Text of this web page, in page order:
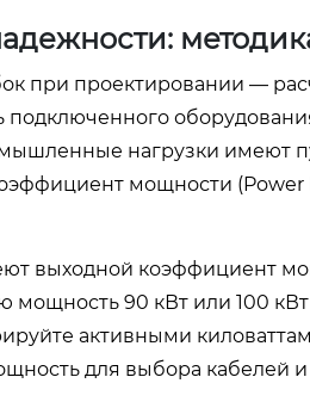
при проектировании —
нагрузки имеют
мощности (Power
коэффициент
мощность 90 кВт или 100
активными
для выбора кабелей и